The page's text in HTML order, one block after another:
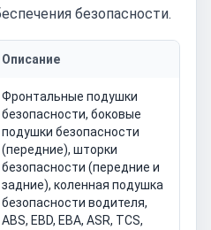
безопасности.
Описание
Фронтальные подушки
безопасности, боковые
подушки безопасности
(передние), шторки
безопасности (передние и
задние), коленная подушка
безопасности водителя,
ABS, EBD, EBA, ASR, TCS,